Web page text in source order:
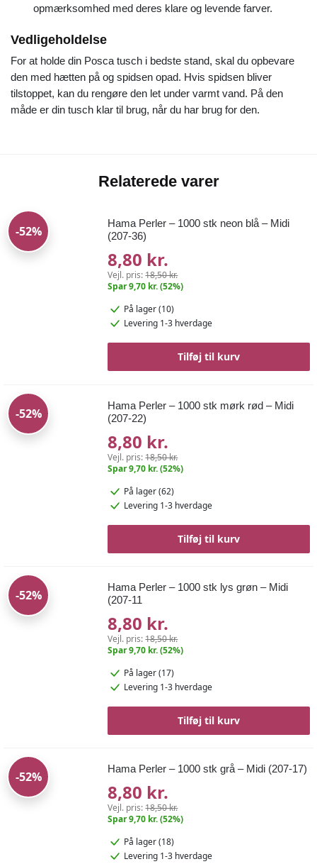
opmærksomhed med deres klare og levende farver.
Vedligeholdelse
For at holde din Posca tusch i bedste stand, skal du opbevare
den med hætten på og spidsen opad. Hvis spidsen bliver
tilstoppet, kan du rengøre den let under varmt vand. På den
måde er din tusch klar til brug, når du har brug for den.
Relaterede varer
-52%
Hama Perler – 1000 stk neon blå – Midi
(207-36)
8,80 kr.
Vejl. pris:18,50 kr.
Spar 9,70 kr. (52%)
På lager (10)
Levering 1-3 hverdage
Tilføj til kurv
-52%
Hama Perler – 1000 stk mørk rød – Midi
(207-22)
8,80 kr.
Vejl. pris:18,50 kr.
Spar 9,70 kr. (52%)
På lager (62)
Levering 1-3 hverdage
Tilføj til kurv
-52%
Hama Perler – 1000 stk lys grøn – Midi
(207-11
8,80 kr.
Vejl. pris:18,50 kr.
Spar 9,70 kr. (52%)
På lager (17)
Levering 1-3 hverdage
Tilføj til kurv
-52%
Hama Perler – 1000 stk grå – Midi (207-17)
8,80 kr.
Vejl. pris:18,50 kr.
Spar 9,70 kr. (52%)
På lager (18)
Levering 1-3 hverdage